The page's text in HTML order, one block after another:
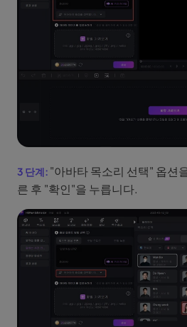
"아바타 목소리 선택" 옵션
른 후 "확인"을 누릅니다.